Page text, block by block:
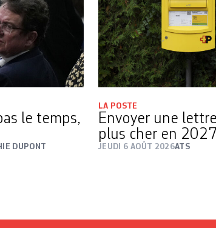
le temps,
DUPONT
LA POSTE
Envoyer une
plus cher en 2027
JEUDI 6 AOÛT 2026ATS